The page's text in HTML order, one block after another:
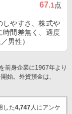
67.1点
しやすさ、株式や
時間差無く、適度
男性）
前身企業に1967年より
始。外貨預金は、
した4,747人にアンケ